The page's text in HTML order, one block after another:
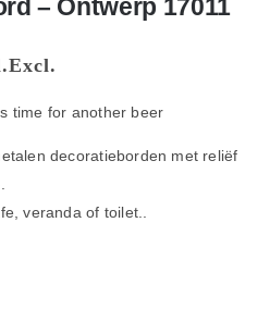
– Ontwerp 17011
Excl.
time for another beer
decoratieborden met reliëf
veranda of toilet..